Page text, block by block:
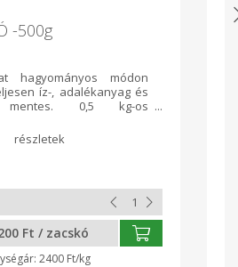
-500g
hagyományos módon
íz-, adalékanyag és
mentes. 0,5 kg-os
Ft / zacskó
2400 Ft/kg